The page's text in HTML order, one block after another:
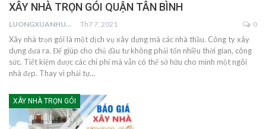
XÂY NHÀ TRỌN GÓI QUẬN TÂN BÌNH
LUONGXUANHUNG Th7 7, 2021 0
Xây nhà trọn gói là một dịch vụ xây dựng mà các nhà thầu. Công ty xây
dựng đưa ra. Để giúp cho chủ đầu tư không phải tốn nhiều thời gian, công
sức. Tiết kiệm được các chi phí mà vẫn có thể sở hữu cho mình một ngôi
nhà đẹp. Thay vì phải tự…
XÂY NHÀ TRỌN GÓI